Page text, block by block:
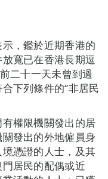
，鑑於近期香港的
寬已在香港長期逗
二十一天未曾到過
下列條件的“非居民
權限機關發出的居
發出的外地僱員身
憑證的人士，及其
居民的配偶或近